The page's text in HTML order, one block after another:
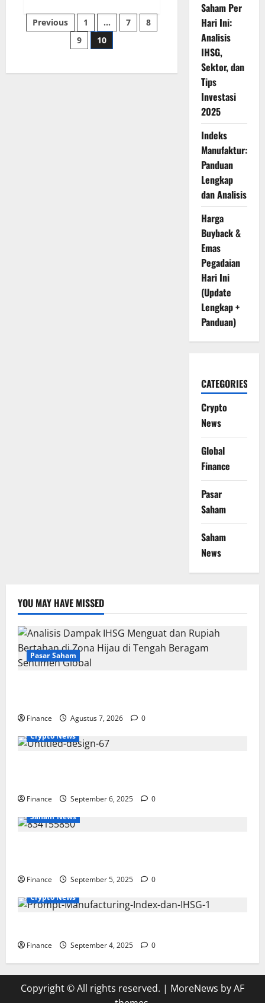
Panduan
Lengkap,
Cara
Kerja,
dan
2025
Paginasi
Previous 1 … 7
8
9
10
Saham Per
Hari Ini:
Analisis
IHSG,
Sektor, dan
Tips
Investasi
2025
Indeks
Manufaktur:
Panduan
Lengkap
dan Analisis
Harga
Buyback &
Emas
Pegadaian
Hari Ini
(Update
Lengkap +
Panduan)
CATEGORIES
Crypto
News
Global
Finance
Pasar
Saham
Saham
News
YOU MAY HAVE MISSED
Pasar Saham
Finance Agustus 7, 2026
0
Crypto News
Finance September 6, 2025
0
Saham News
Finance September 5, 2025
0
Crypto News
Finance September 4, 2025 0
Copyright © All rights reserved. | MoreNews by AF